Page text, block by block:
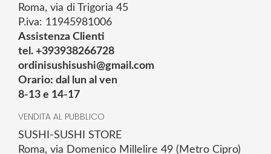
Roma, via di Trigoria 45
P.iva: 11945981006
Assistenza Clienti
tel. +393938266728
ordinisushisushi@gmail.com
Orario: dal lun al ven
8-13 e 14-17
VENDITA AL PUBBLICO
SUSHI-SUSHI STORE
Roma, via Domenico Millelire 49 (Metro Cipro)